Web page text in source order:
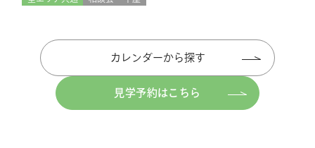
カレンダーから探す
見学予約はこちら